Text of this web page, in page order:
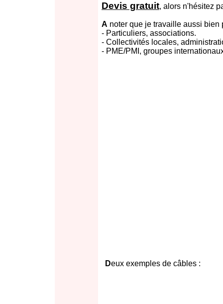
Devis gratuit, alors n'hésitez
A noter que je travaille aussi bien
- Particuliers, associations.
- Collectivités locales,
- PME/PMI, groupes
Deux exemples de câbles :